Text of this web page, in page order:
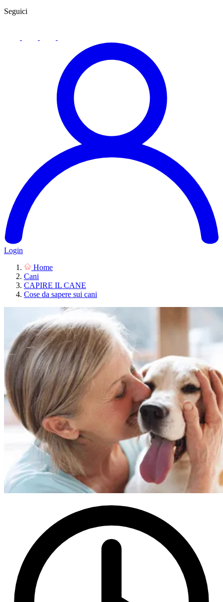
Seguici
Login
Home
Cani
CAPIRE IL CANE
Cose da sapere sui cani